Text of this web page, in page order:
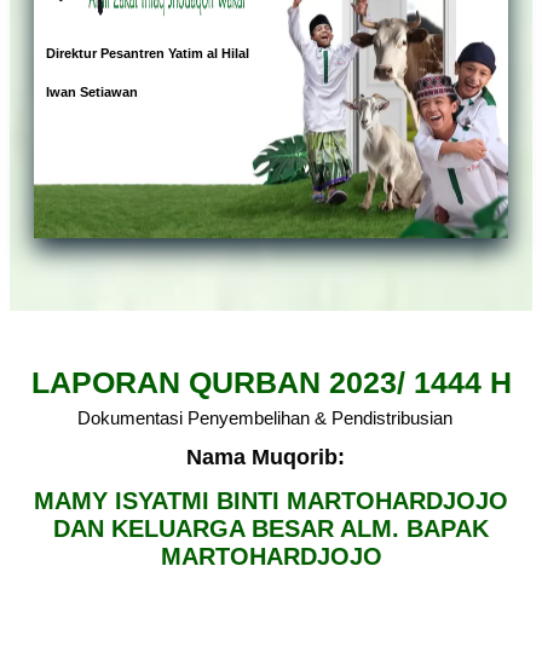
Direktur Pesantren Yatim al Hilal
Iwan Setiawan
LAPORAN QURBAN 2023/ 1444 H
Dokumentasi Penyembelihan & Pendistribusian
Nama Muqorib:
MAMY ISYATMI BINTI MARTOHARDJOJO
DAN KELUARGA BESAR ALM. BAPAK
MARTOHARDJOJO